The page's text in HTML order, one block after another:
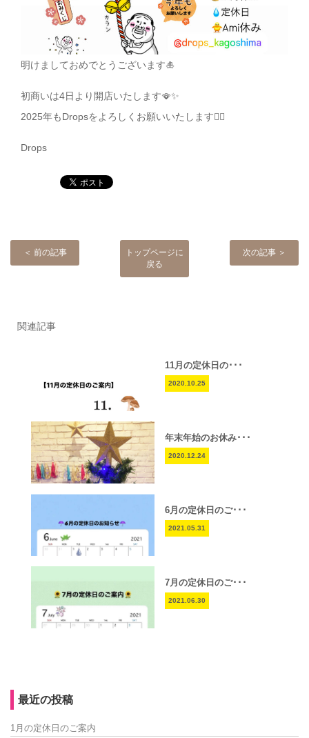
明けましておめでとうございます🎍
初商いは4日より開店いたします🪭✨
2025年もDropsをよろしくお願いいたします🙇‍♀️
Drops
＜ 前の記事
トップページに
戻る
次の記事 ＞
関連記事
11月の定休日の･･･
2020.10.25
年末年始のお休み･･･
2020.12.24
6月の定休日のご･･･
2021.05.31
7月の定休日のご･･･
2021.06.30
最近の投稿
1月の定休日のご案内